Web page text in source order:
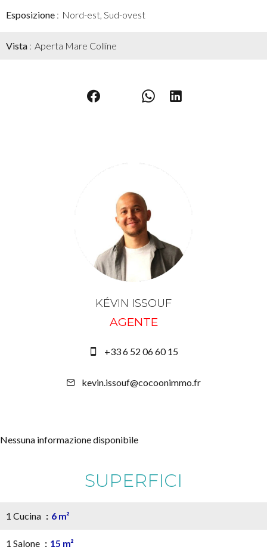
Esposizione Nord-est, Sud-ovest
Vista Aperta Mare Colline
KÉVIN ISSOUF
AGENTE
+33 6 52 06 60 15
kevin.issouf@cocoonimmo.fr
Nessuna informazione disponibile
SUPERFICI
1 Cucina 6 m²
1 Salone 15 m²